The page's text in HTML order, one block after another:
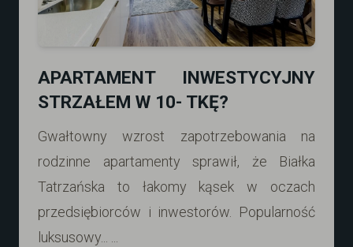
APARTAMENT INWESTYCYJNY
STRZAŁEM W 10- TKĘ?
Gwałtowny wzrost zapotrzebowania na
rodzinne apartamenty sprawił, że Białka
Tatrzańska to łakomy kąsek w oczach
przedsiębiorców i inwestorów. Popularność
luksusowy... ...